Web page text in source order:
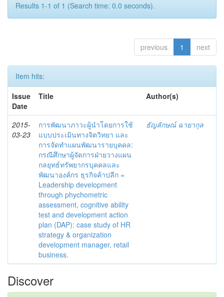
Results 1-1 of 1 (Search time: 0.0 seconds).
previous 1 next
Item hits:
Issue
Date
Title Author(s)
2015-
03-23
การพัฒนาภาวะผู้นำโดยการใช้
แบบประเมินทางจิตวิทยา และ
การจัดทำแผนพัฒนารายบุคคล:
กรณีศึกษาผู้จัดการฝ่ายวางแผน
กลยุทธ์ทรัพยากรบุคคลและ
พัฒนาองค์กร ธุรกิจค้าปลีก =
Leadership development
through phychometric
assessment, cognitive ability
test and development action
plan (DAP): case study of HR
strategy & organization
development manager, retail
business.
ธัญลักษณ์ ฉายากุล
Discover